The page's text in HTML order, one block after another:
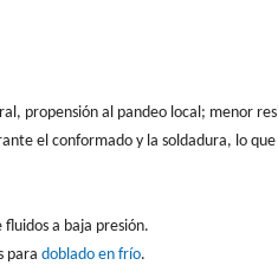
propensión al pandeo local; menor
el conformado y la soldadura, lo que
a baja presión.
para doblado en frío.